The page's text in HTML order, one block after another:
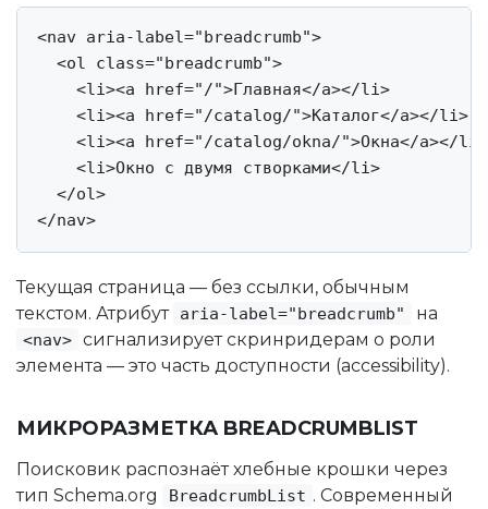
<nav aria-label="breadcrumb">
  <ol class="breadcrumb">
    <li><a href="/">Главная</a></li>
    <li><a href="/catalog/">Каталог</a></li>
    <li><a href="/catalog/okna/">Окна</a></li>
    <li>Окно с двумя створками</li>
  </ol>
</nav>
Текущая страница — без ссылки, обычным
текстом. Атрибут aria-label="breadcrumb" на
<nav> сигнализирует скринридерам о роли
элемента — это часть доступности (accessibility).
МИКРОРАЗМЕТКА BREADCRUMBLIST
Поисковик распознаёт хлебные крошки через
тип Schema.org
BreadcrumbList . Современный